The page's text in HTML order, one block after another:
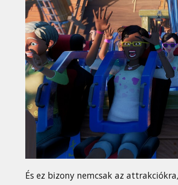
És ez bizony nemcsak az